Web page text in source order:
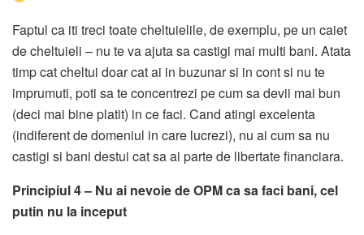
Faptul ca iti treci toate cheltuielile, de exemplu, pe un caiet
de cheltuieli – nu te va ajuta sa castigi mai multi bani. Atata
timp cat cheltui doar cat ai in buzunar si in cont si nu te
imprumuti, poti sa te concentrezi pe cum sa devii mai bun
(deci mai bine platit) in ce faci. Cand atingi excelenta
(indiferent de domeniul in care lucrezi), nu ai cum sa nu
castigi si bani destui cat sa ai parte de libertate financiara.
Principiul 4 – Nu ai nevoie de OPM ca sa faci bani, cel
putin nu la inceput